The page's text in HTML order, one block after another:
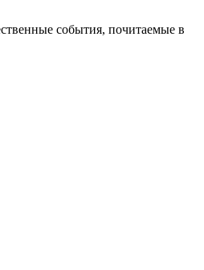
события, почитаемые в